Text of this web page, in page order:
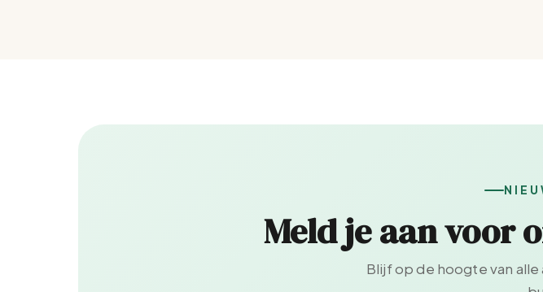
Meld je aan voor
Blijf op de hoogte van